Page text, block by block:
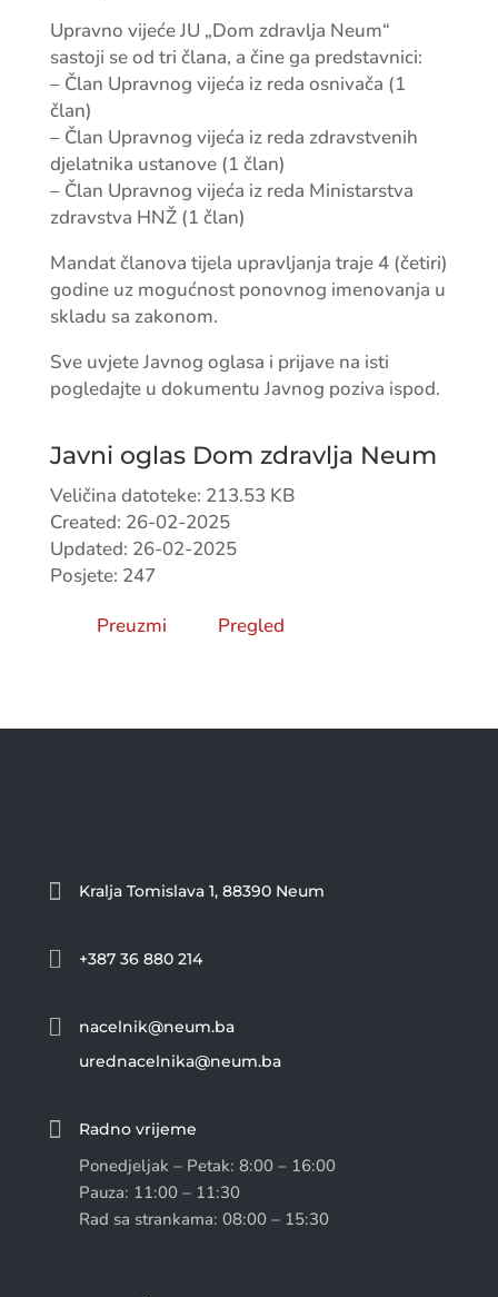
Upravno vijeće JU „Dom zdravlja Neum“
sastoji se od tri člana, a čine ga predstavnici:
– Član Upravnog vijeća iz reda osnivača (1
član)
– Član Upravnog vijeća iz reda zdravstvenih
djelatnika ustanove (1 član)
– Član Upravnog vijeća iz reda Ministarstva
zdravstva HNŽ (1 član)
Mandat članova tijela upravljanja traje 4 (četiri)
godine uz mogućnost ponovnog imenovanja u
skladu sa zakonom.
Sve uvjete Javnog oglasa i prijave na isti
pogledajte u dokumentu Javnog poziva ispod.
Javni oglas Dom zdravlja Neum
Veličina datoteke: 213.53 KB
Created: 26-02-2025
Updated: 26-02-2025
Posjete: 247
Preuzmi
Pregled
 Kralja Tomislava 1, 88390 Neum
 +387 36 880 214

nacelnik@neum.ba
urednacelnika@neum.ba
 Radno vrijeme
Ponedjeljak – Petak: 8:00 – 16:00
Pauza: 11:00 – 11:30
Rad sa strankama: 08:00 – 15:30